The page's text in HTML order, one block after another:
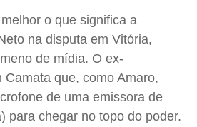
o que significa a
na disputa em Vitória,
de mídia. O ex-
Camata que, como Amaro,
de uma emissora de
para chegar no topo do poder.